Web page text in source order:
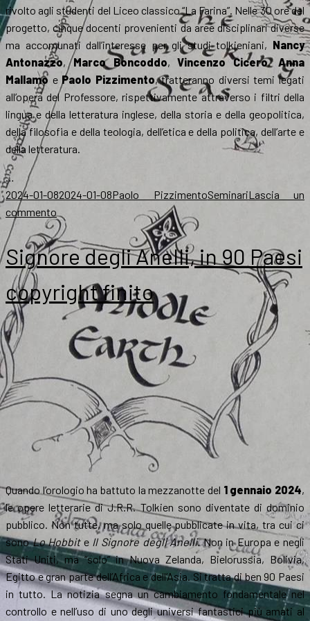
rivolto agli studenti del Liceo classico “La Farina”. Nelle 30 ore del
progetto, cinque docenti provenienti da aree disciplinari diverse
ma accomunati dall’interesse per gli studi tolkieniani, Nancy
Antonazzo,Marco Boncoddo,Vincenzo Cicero, Anna
Mallamo ePaolo Pizzimento, tratteranno diversi temi legati
all’opera del Professore, rispettivamente attraverso i filtri della
lingua e della letteratura inglese, della storia e della geopolitica,
della filosofia e della teologia, dell’etica e della politica, dell’arte e
della letteratura.
…
Scritto
il
2024-01-082024-01-08Autore
Paolo PizzimentoCategorie
SeminariLascia un
commento
A
Messina,
il
laboratorio
“Itinerari
Tolkieniani”
Signore degli Anelli, in 90 Paesi
copyright finito
Quando l’orologio ha battuto la mezzanotte del 1 gennaio 2024,
le opere letterarie di J.R.R. Tolkien sono diventate di dominio
pubblico. Non tutte, ma solo quelle pubblicate in vita, tra cui ci
sonoLo Hobbite Il Signore degli Anelli.Non in Europa e negli
Stati Uniti, ma “solo” in Nuova Zelanda, Bielorussia, Bolivia,
Egitto e gran parte dell’Africa e dell’Asia. Si tratta di ben 90 Paesi
in tutto. La notizia segna un cambiamento fondamentale nel
controllo e nell’uso di uno degli universi fantastici più amati al